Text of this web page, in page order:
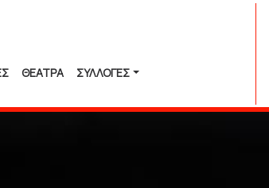
ΘΕΑΤΡΑ ΣΥΛΛΟΓΈΣ